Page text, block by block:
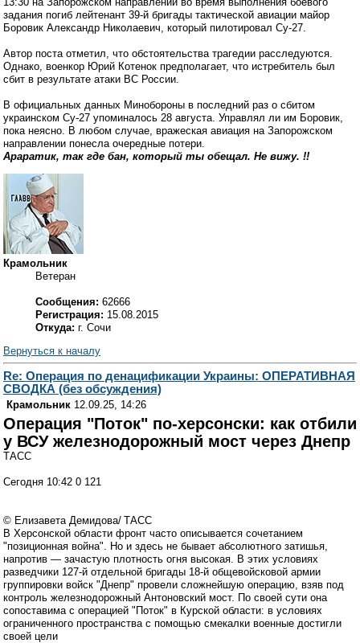
задания погиб лейтенант 39-й бригады тактической авиации майор
Боровик Александр Николаевич, который пилотировал Су-27.
Автор поста отметил, что обстоятельства трагедии расследуются.
Однако, военкор Юрий Котенок предполагает, что истребитель был
сбит в результате атаки ВС России.
В официальных данных Минобороны в последний раз о сбитом
украинском Су-27 упоминалось 28 августа. Управлял ли им Боровик,
пока неясно. В любом случае, вражеская авиация на Запорожском
направлении понесла очередные потери.
Араратик, так где бан, который ты обещал. Не вижу. !!
Крамольник
Ветеран
Сообщения: 62666
Регистрация: 15.08.2015
Откуда: г. Сочи
Вернуться к началу
Re: Операция по денацификации Украины: ОПЕРАТИВНАЯ
СВОДКА (без обсуждения)
Крамольник 12.09.25, 14:26
Операция "Поток" по-херсонски: как отбили
у ВСУ железнодорожный мост через Днепр
ТАСС
Сегодня 10:42 0 121
© Елизавета Демидова/ ТАСС
В Херсонской области фронт часто описывается сочетанием
"позиционная война". Но и здесь не бывает абсолютного затишья,
напротив — зачастую плотность огня высокая. В этих условиях
разведчики 127-й отдельной бригады 18-й общевойсковой армии
группировки войск "Днепр" провели сложнейшую операцию, взяв под
контроль железнодорожный Антоновский мост. По своей сути она
сопоставима с операцией "Поток" в Курской области: в условиях
ограниченного пространства с помощью смекалки военные достигли
своей цели